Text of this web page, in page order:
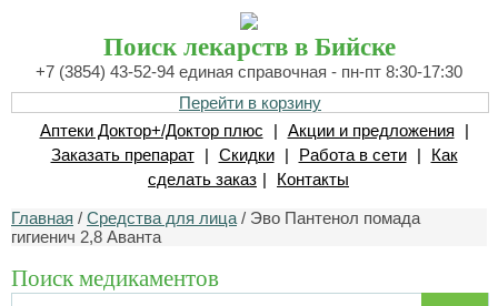
Поиск лекарств в Бийске
+7 (3854) 43-52-94 единая справочная - пн-пт 8:30-17:30
Перейти в корзину
Аптеки Доктор+/Доктор плюс
| Акции и предложения
|
Заказать препарат
| Скидки | Работа в сети |
Как
сделать заказ | Контакты
Главная / Средства для лица / Эво Пантенол помада
гигиенич 2,8 Аванта
Поиск медикаментов